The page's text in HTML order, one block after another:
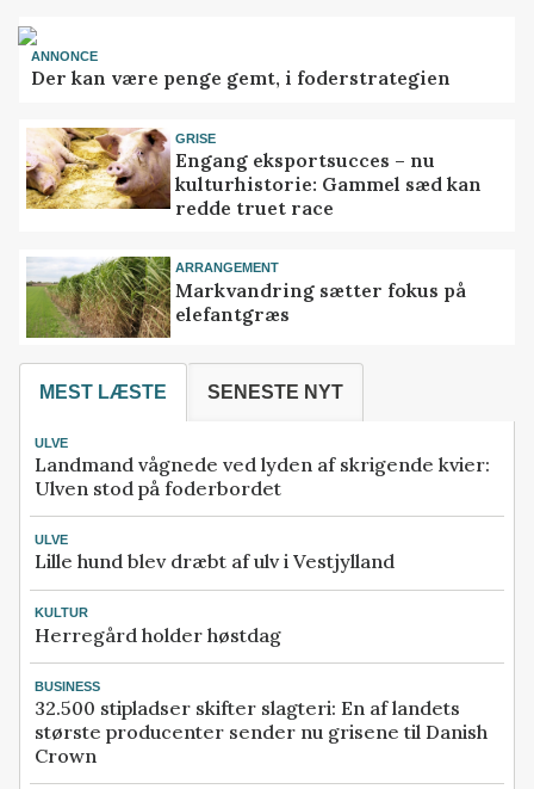
ANNONCE
Der kan være penge gemt, i foderstrategien
GRISE
Engang eksportsucces – nu
kulturhistorie: Gammel sæd kan
redde truet race
ARRANGEMENT
Markvandring sætter fokus på
elefantgræs
MEST LÆSTE SENESTE NYT
ULVE
Landmand vågnede ved lyden af skrigende kvier:
Ulven stod på foderbordet
ULVE
Lille hund blev dræbt af ulv i Vestjylland
KULTUR
Herregård holder høstdag
BUSINESS
32.500 stipladser skifter slagteri: En af landets
største producenter sender nu grisene til Danish
Crown